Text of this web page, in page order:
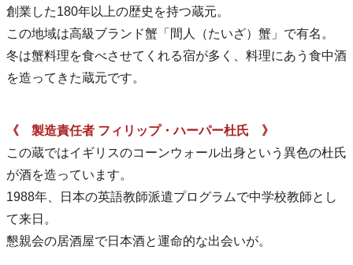
創業した180年以上の歴史を持つ蔵元。
この地域は高級ブランド蟹「間人（たいざ）蟹」で有名。
冬は蟹料理を食べさせてくれる宿が多く、料理にあう食中酒
を造ってきた蔵元です。
《 製造責任者 フィリップ・ハーパー杜氏 》
この蔵ではイギリスのコーンウォール出身という異色の杜氏
が酒を造っています。
1988年、日本の英語教師派遣プログラムで中学校教師とし
て来日。
懇親会の居酒屋で日本酒と運命的な出会いが。